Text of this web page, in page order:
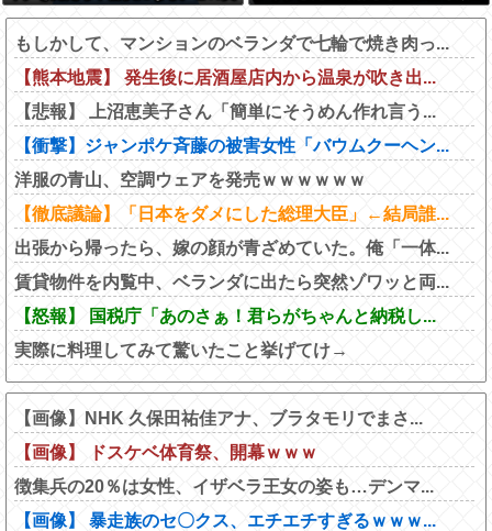
任をどうとるんだ」
wwwww
もしかして、マンションのベランダで七輪で焼き肉っ...
【熊本地震】 発生後に居酒屋店内から温泉が吹き出...
【悲報】 上沼恵美子さん「簡単にそうめん作れ言う...
【衝撃】ジャンポケ斉藤の被害女性「バウムクーヘン...
洋服の青山、空調ウェアを発売ｗｗｗｗｗｗ
【徹底議論】「日本をダメにした総理大臣」←結局誰...
出張から帰ったら、嫁の顔が青ざめていた。俺「一体...
賃貸物件を内覧中、ベランダに出たら突然ゾワッと両...
【怒報】 国税庁「あのさぁ！君らがちゃんと納税し...
実際に料理してみて驚いたこと挙げてけ→
【画像】NHK 久保田祐佳アナ、ブラタモリでまさ...
【画像】 ドスケベ体育祭、開幕ｗｗｗ
徴集兵の20％は女性、イザベラ王女の姿も…デンマ...
【画像】 暴走族のセ〇クス、エチエチすぎるｗｗｗ...